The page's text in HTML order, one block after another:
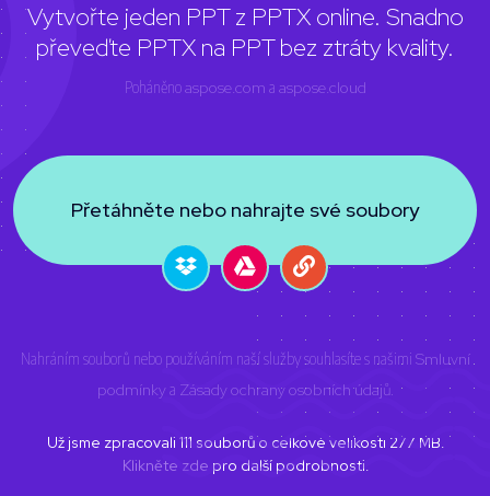
Vytvořte jeden PPT z PPTX online. Snadno
převeďte PPTX na PPT bez ztráty kvality.
Poháněnoaspose.com a aspose.cloud
Přetáhněte nebo nahrajte své soubory
Nahráním souborů nebo používáním naší služby souhlasíte s našimi Smluvní
podmínkya Zásady ochrany osobních údajů.
Už jsme zpracovali 111 souborů o celkové velikosti 277 MB.
Klikněte zde pro další podrobnosti.